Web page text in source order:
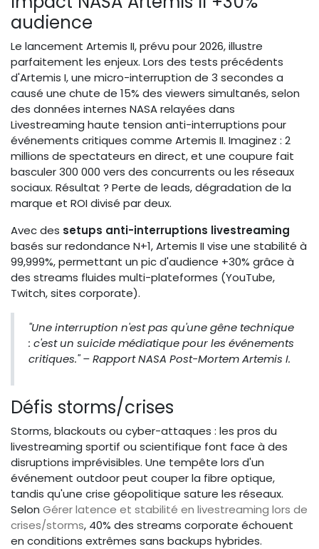
audience
Le lancement Artemis II, prévu pour 2026, illustre
parfaitement les enjeux. Lors des tests précédents
d'Artemis I, une micro-interruption de 3 secondes a
causé une chute de 15% des viewers simultanés, selon
des données internes NASA relayées dans
Livestreaming haute tension anti-interruptions pour
événements critiques comme Artemis II. Imaginez : 2
millions de spectateurs en direct, et une coupure fait
basculer 300 000 vers des concurrents ou les réseaux
sociaux. Résultat ? Perte de leads, dégradation de la
marque et ROI divisé par deux.
Avec des setups anti-interruptions livestreaming
basés sur redondance N+1, Artemis II vise une stabilité à
99,999%, permettant un pic d'audience +30% grâce à
des streams fluides multi-plateformes (YouTube,
Twitch, sites corporate).
"Une interruption n'est pas qu'une gêne technique
: c'est un suicide médiatique pour les événements
critiques." – Rapport NASA Post-Mortem Artemis I.
Défis storms/crises
Storms, blackouts ou cyber-attaques : les pros du
livestreaming sportif ou scientifique font face à des
disruptions imprévisibles. Une tempête lors d'un
événement outdoor peut couper la fibre optique,
tandis qu'une crise géopolitique sature les réseaux.
Selon Gérer latence et stabilité en livestreaming lors de
crises/storms, 40% des streams corporate échouent
en conditions extrêmes sans backups hybrides.